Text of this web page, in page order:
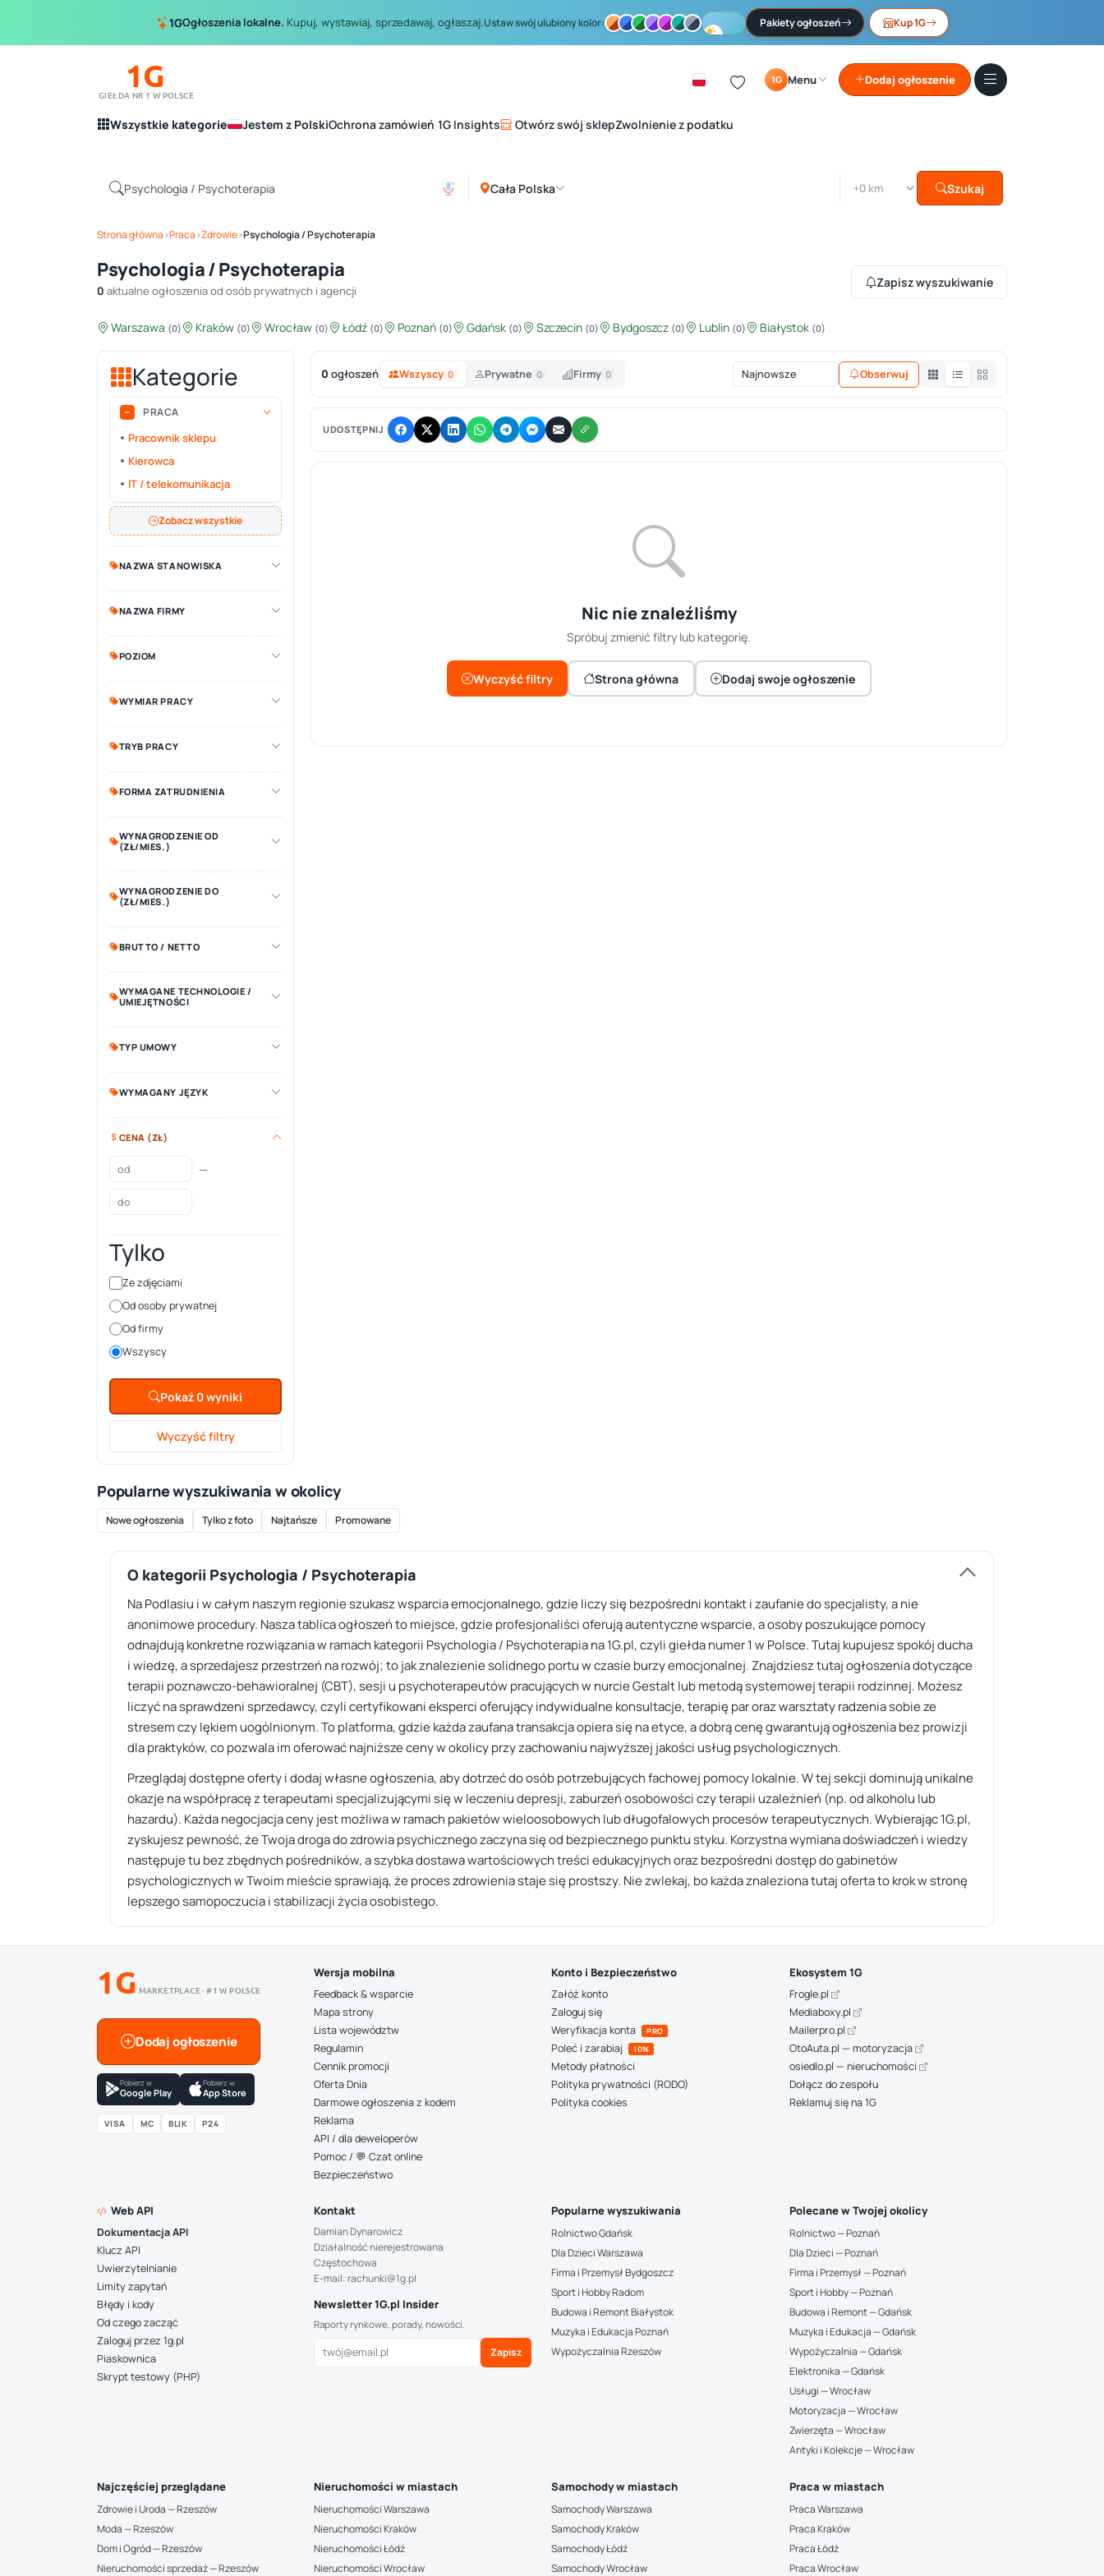
1GOgłoszenia lokalne. Kupuj, wystawiaj, sprzedawaj, ogłaszaj.Ustaw swój ulubiony kolor: Pakiety ogłoszeń Kup 1G
1G
GIEŁDA NR 1 W POLSCE
1G Menu Dodaj ogłoszenie
Wszystkie kategorie Jestem z PolskiOchrona zamówień 1G Insights Otwórz swój sklepZwolnienie z podatku
Cała Polska Szukaj
Strona główna›Praca›Zdrowie›Psychologia / Psychoterapia
Psychologia / Psychoterapia
0 aktualne ogłoszenia od osób prywatnych i agencji
Zapisz wyszukiwanie
Warszawa (0) Kraków (0) Wrocław (0) Łódź (0) Poznań (0) Gdańsk (0) Szczecin (0) Bydgoszcz (0) Lublin (0) Białystok (0)
Kategorie
PRACA
Pracownik sklepu
Kierowca
IT / telekomunikacja
Zobacz wszystkie
NAZWA STANOWISKA
NAZWA FIRMY
POZIOM
WYMIAR PRACY
TRYB PRACY
FORMA ZATRUDNIENIA
WYNAGRODZENIE OD
(ZŁ/MIES.)
WYNAGRODZENIE DO
(ZŁ/MIES.)
BRUTTO / NETTO
WYMAGANE TECHNOLOGIE /
UMIEJĘTNOŚCI
TYP UMOWY
WYMAGANY JĘZYK
CENA (ZŁ)
—
Tylko
Ze zdjęciami
Od osoby prywatnej
Od firmy
Wszyscy
Pokaż 0 wyniki
Wyczyść filtry
0 ogłoszeń Wszyscy 0 Prywatne 0 Firmy 0 Obserwuj
UDOSTĘPNIJ
Nic nie znaleźliśmy
Spróbuj zmienić filtry lub kategorię.
Wyczyść filtry Strona główna Dodaj swoje ogłoszenie
Popularne wyszukiwania w okolicy
Nowe ogłoszenia Tylko z foto Najtańsze Promowane
O kategorii Psychologia / Psychoterapia
Na Podlasiu i w całym naszym regionie szukasz wsparcia emocjonalnego, gdzie liczy się bezpośredni kontakt i zaufanie do specjalisty, a nie
anonimowe procedury. Nasza tablica ogłoszeń to miejsce, gdzie profesjonaliści oferują autentyczne wsparcie, a osoby poszukujące pomocy
odnajdują konkretne rozwiązania w ramach kategorii Psychologia / Psychoterapia na 1G.pl, czyli giełda numer 1 w Polsce. Tutaj kupujesz spokój ducha
i wiedzę, a sprzedajesz przestrzeń na rozwój; to jak znalezienie solidnego portu w czasie burzy emocjonalnej. Znajdziesz tutaj ogłoszenia dotyczące
terapii poznawczo-behawioralnej (CBT), sesji u psychoterapeutów pracujących w nurcie Gestalt lub metodą systemowej terapii rodzinnej. Możesz
liczyć na sprawdzeni sprzedawcy, czyli certyfikowani eksperci oferujący indywidualne konsultacje, terapię par oraz warsztaty radzenia sobie ze
stresem czy lękiem uogólnionym. To platforma, gdzie każda zaufana transakcja opiera się na etyce, a dobrą cenę gwarantują ogłoszenia bez prowizji
dla praktyków, co pozwala im oferować najniższe ceny w okolicy przy zachowaniu najwyższej jakości usług psychologicznych.
Przeglądaj dostępne oferty i dodaj własne ogłoszenia, aby dotrzeć do osób potrzebujących fachowej pomocy lokalnie. W tej sekcji dominują unikalne
okazje na współpracę z terapeutami specjalizującymi się w leczeniu depresji, zaburzeń osobowości czy terapii uzależnień (np. od alkoholu lub
hazardu). Każda negocjacja ceny jest możliwa w ramach pakietów wieloosobowych lub długofalowych procesów terapeutycznych. Wybierając 1G.pl,
zyskujesz pewność, że Twoja droga do zdrowia psychicznego zaczyna się od bezpiecznego punktu styku. Korzystna wymiana doświadczeń i wiedzy
następuje tu bez zbędnych pośredników, a szybka dostawa wartościowych treści edukacyjnych oraz bezpośredni dostęp do gabinetów
psychologicznych w Twoim mieście sprawiają, że proces zdrowienia staje się prostszy. Nie zwlekaj, bo każda znaleziona tutaj oferta to krok w stronę
lepszego samopoczucia i stabilizacji życia osobistego.
1G MARKETPLACE · #1 W POLSCE
Dodaj ogłoszenie
Pobierz w
Google Play
Pobierz w
App Store
VISA MC BLIK P24
Wersja mobilna
Feedback & wsparcie
Mapa strony
Lista województw
Regulamin
Cennik promocji
Oferta Dnia
Darmowe ogłoszenia z kodem
Reklama
API / dla deweloperów
Pomoc / 💬 Czat online
Bezpieczeństwo
Konto i Bezpieczeństwo
Załóż konto
Zaloguj się
Weryfikacja konta
PRO
Poleć i zarabiaj 10%
Metody płatności
Polityka prywatności (RODO)
Polityka cookies
Ekosystem 1G
Frogle.pl
Mediaboxy.pl
Mailerpro.pl
OtoAuta.pl — motoryzacja
osiedlo.pl — nieruchomości
Dołącz do zespołu
Reklamuj się na 1G
Web API
Dokumentacja API
Klucz API
Uwierzytelnianie
Limity zapytań
Błędy i kody
Od czego zacząć
Zaloguj przez 1g.pl
Piaskownica
Skrypt testowy (PHP)
Kontakt
Damian Dynarowicz
Działalność nierejestrowana
Częstochowa
E-mail: rachunki@1g.pl
Newsletter 1G.pl Insider
Raporty rynkowe, porady, nowości.
Zapisz
Popularne wyszukiwania
Rolnictwo Gdańsk
Dla Dzieci Warszawa
Firma i Przemysł Bydgoszcz
Sport i Hobby Radom
Budowa i Remont Białystok
Muzyka i Edukacja Poznań
Wypożyczalnia Rzeszów
Polecane w Twojej okolicy
Rolnictwo — Poznań
Dla Dzieci — Poznań
Firma i Przemysł — Poznań
Sport i Hobby — Poznań
Budowa i Remont — Gdańsk
Muzyka i Edukacja — Gdańsk
Wypożyczalnia — Gdańsk
Elektronika — Gdańsk
Usługi — Wrocław
Motoryzacja — Wrocław
Zwierzęta — Wrocław
Antyki i Kolekcje — Wrocław
Najczęściej przeglądane
Zdrowie i Uroda — Rzeszów
Moda — Rzeszów
Dom i Ogród — Rzeszów
Nieruchomości sprzedaż — Rzeszów
Nieruchomości w miastach
Nieruchomości Warszawa
Nieruchomości Kraków
Nieruchomości Łódź
Nieruchomości Wrocław
Samochody w miastach
Samochody Warszawa
Samochody Kraków
Samochody Łódź
Samochody Wrocław
Praca w miastach
Praca Warszawa
Praca Kraków
Praca Łódź
Praca Wrocław